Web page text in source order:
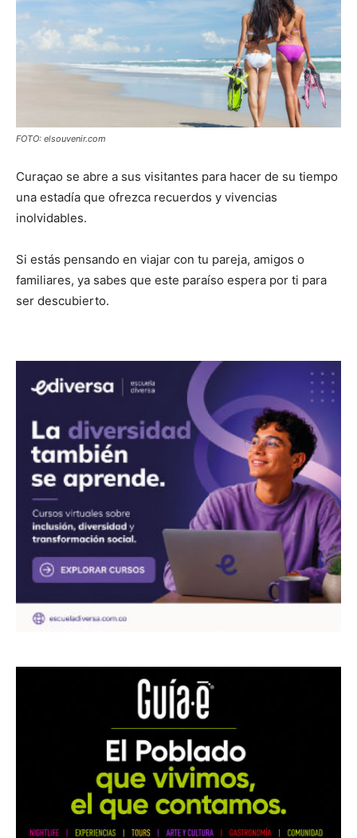
FOTO: elsouvenir.com
Curaçao se abre a sus visitantes para hacer de su tiempo
una estadía que ofrezca recuerdos y vivencias
inolvidables.
Si estás pensando en viajar con tu pareja, amigos o
familiares, ya sabes que este paraíso espera por ti para
ser descubierto.